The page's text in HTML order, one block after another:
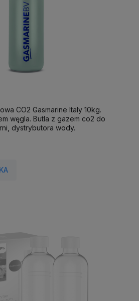
CO2 Gasmarine Italy 10kg.
węgla. Butla z gazem co2 do
dystrybutora wody.